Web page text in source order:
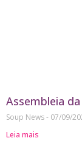
Assembleia
Soup News
07/09/
Leia mais